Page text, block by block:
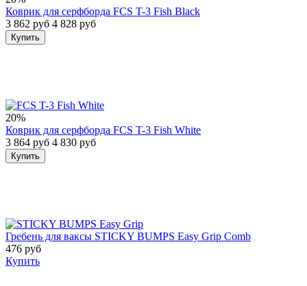
Коврик для серфборда FCS T-3 Fish Black
3 862 руб 4 828 руб
Купить
20%
Коврик для серфборда FCS T-3 Fish White
3 864 руб 4 830 руб
Купить
Гребень для ваксы STICKY BUMPS Easy Grip Comb
476 руб
Купить